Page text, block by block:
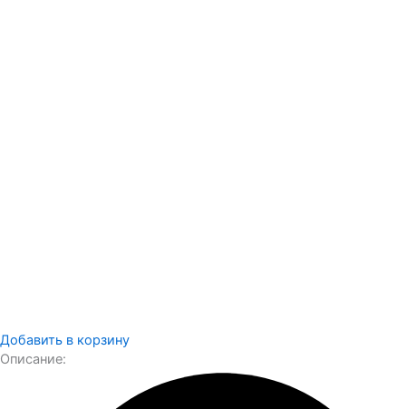
Добавить в корзину
Описание: